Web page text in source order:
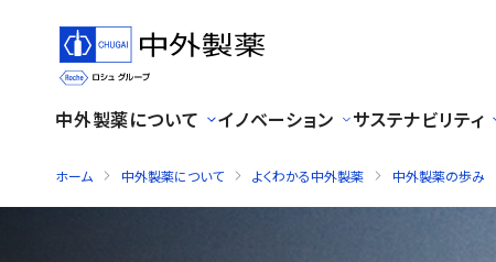
中外製薬について イノベーション サステナビリティ
ホーム 中外製薬について よくわかる中外製薬 中外製薬の歩み